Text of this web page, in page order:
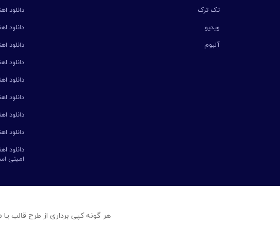
تک ترک
ویدیو
آلبوم
دانلود
دانلود
دانلود
دانلود
دانلود
دانلود
دانلود
دانلود
دانلود
امینی
هر گونه کپی برداری از طرح قالب